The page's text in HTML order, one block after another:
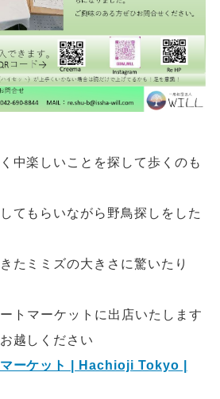
中楽しいことを探して歩くのも
てもらいながら野鳥探しをした
たミミズの大きさに驚いたり
トマーケットに出店いたします
越しください
ーケット | Hachioji Tokyo |